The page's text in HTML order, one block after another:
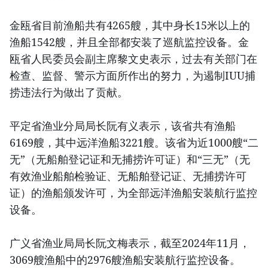
金瓯省目前渔船共有4265艘，其中身长15米以上的
渔船1542艘，并且全部都安装了巡航监控设备。金
瓯省人民委员会副主席黎文史表示，过去有关部门在
检查、监督、警示方面所作出的努力，为遏制IUU捕
捞违法行为做出了贡献。
平定省渔业分局局长阮有义表示，该省共有渔船
6169艘，其中远洋渔船3221艘。该省为近1000艘“二
无”（无船舶登记证和无捕捞许可证）和“三无”（无
有效渔业船舶检验证、无船舶登记证、无捕捞许可
证）的渔船颁发许可，为全部远洋渔船安装航行监控
设备。
广义省渔业局局长阮文梅表示，截至2024年11月，
3069艘渔船中的2976艘渔船安装航行监控设备。